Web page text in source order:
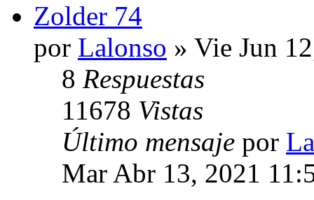
Zolder 74
por Lalonso » Vie Jun
8 Respuestas
11678 Vistas
Último mensaje por
Mar Abr 13, 2021